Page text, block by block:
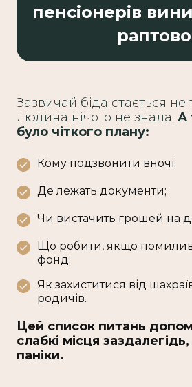
пенсіонерів
раптово
Зазвичай біда стається
людина нічого не знала. А
було чіткого плану:
Кому подзвонити вночі;
Де лежать документи;
Чи вистачить грошей на
Що робити, якщо
фонд;
Як захиститися від
родичів.
Цей список питань
слабкі місця
паніки.